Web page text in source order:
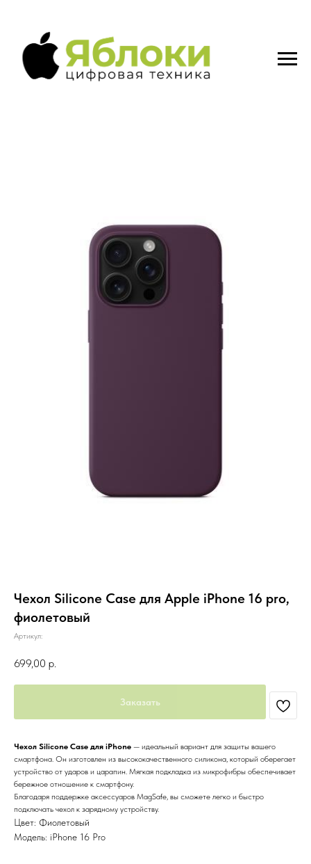
Чехол Silicone Case для Apple iPhone 16 pro,
фиолетовый
Артикул:
699,00 р.
Заказать
Чехол Silicone Case для iPhone — идеальный вариант для защиты вашего
смартфона. Он изготовлен из высококачественного силикона, который оберегает
устройство от ударов и царапин. Мягкая подкладка из микрофибры обеспечивает
бережное отношение к смартфону.
Благодаря поддержке аксессуаров MagSafe, вы сможете легко и быстро
подключать чехол к зарядному устройству.
Цвет: Фиолетовый
Модель: iPhone 16 Pro